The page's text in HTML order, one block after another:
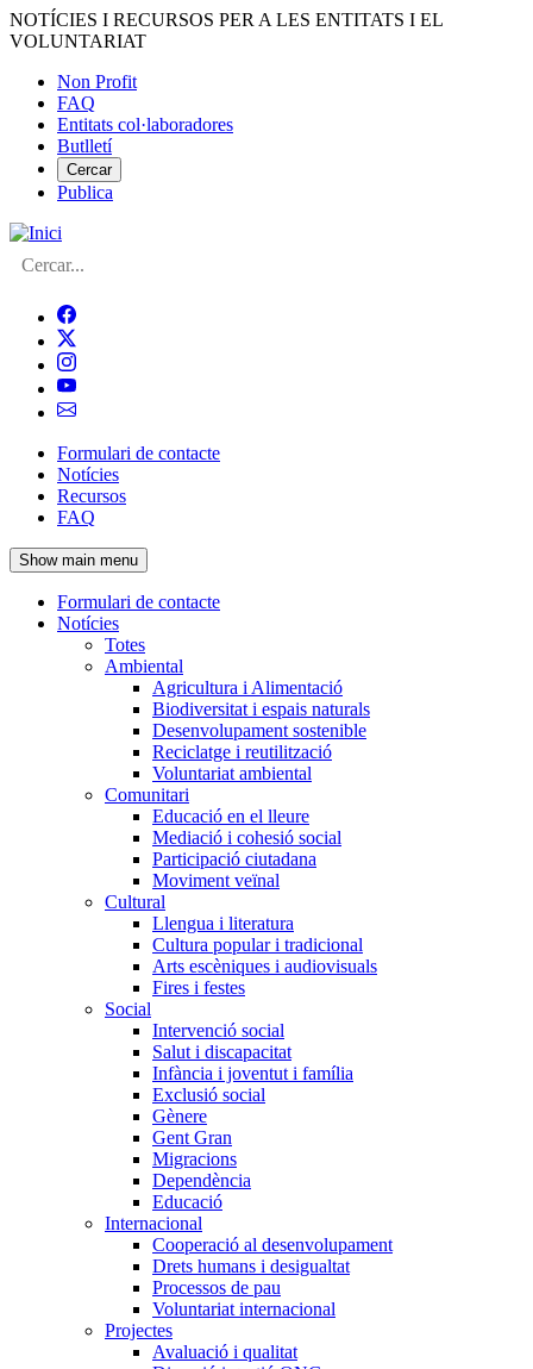
Vés
al
NOTÍCIES I RECURSOS PER A LES ENTITATS I EL
VOLUNTARIAT
Menú
del
compte
d'usuari
Non Profit
FAQ
Entitats col·laboradores
Butlletí
Cercar
Publica
Cerca
Navegació
principal
de
l'encapçalament
Formulari de contacte
Notícies
Recursos
FAQ
Show main menu
Navegació
principal
Formulari de contacte
Notícies
Totes
Ambiental
Agricultura i Alimentació
Biodiversitat i espais naturals
Desenvolupament sostenible
Reciclatge i reutilització
Voluntariat ambiental
Comunitari
Educació en el lleure
Mediació i cohesió social
Participació ciutadana
Moviment veïnal
Cultural
Llengua i literatura
Cultura popular i tradicional
Arts escèniques i audiovisuals
Fires i festes
Social
Intervenció social
Salut i discapacitat
Infància i joventut i família
Exclusió social
Gènere
Gent Gran
Migracions
Dependència
Educació
Internacional
Cooperació al desenvolupament
Drets humans i desigualtat
Processos de pau
Voluntariat internacional
Projectes
Avaluació i qualitat